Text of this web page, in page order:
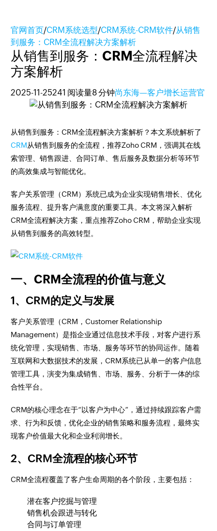
官网首页/CRM系统选型/CRM系统-CRM软件/从销售
到服务：CRM全流程解决方案解析
从销售到服务：CRM全流程解决
方案解析
2025-11-25241 阅读量8 分钟尚东海—客户增长运营官
从销售到服务：CRM全流程解决方案解析？本文系统解析了
CRM从销售到服务的全流程，推荐Zoho CRM，强调其在线
索管理、销售跟进、合同订单、售后服务及数据分析等环节
的高效集成与智能优化。
客户关系管理（CRM）系统已成为企业实现销售增长、优化
服务流程、提升客户满意度的重要工具。本文将深入解析
CRM全流程解决方案，重点推荐Zoho CRM，帮助企业实现
从销售到服务的高效转型。
一、CRM全流程的价值与意义
1、CRM的定义与发展
客户关系管理（CRM，Customer Relationship
Management）是指企业通过信息技术手段，对客户进行系
统化管理，实现销售、市场、服务等环节的协同运作。随着
互联网和大数据技术的发展，CRM系统已从单一的客户信息
管理工具，演变为集成销售、市场、服务、分析于一体的综
合性平台。
CRM的核心理念在于“以客户为中心”，通过持续跟踪客户需
求、行为和反馈，优化企业的销售策略和服务流程，最终实
现客户价值最大化和企业利润增长。
2、CRM全流程的核心环节
CRM全流程覆盖了客户生命周期的各个阶段，主要包括：
潜在客户挖掘与管理
销售机会跟进与转化
合同与订单管理